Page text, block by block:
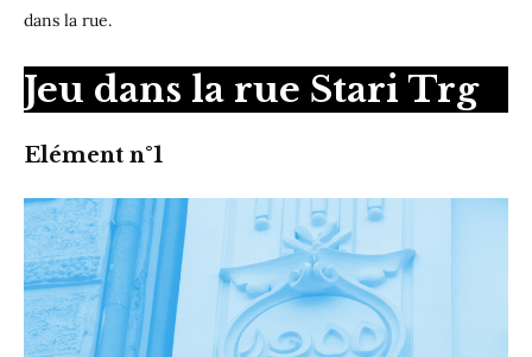
dans la rue.
Jeu dans la rue Stari Trg
Elément n°1